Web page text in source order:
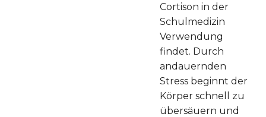
Cortison in der
Schulmedizin
Verwendung
findet. Durch
andauernden
Stress beginnt der
Körper schnell zu
übersäuern und